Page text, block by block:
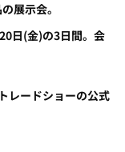
展示会。
日(金)の3日間。会
レードショーの公式